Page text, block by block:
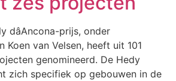
dâAncona-prijs, onder
van Velsen, heeft uit 101
genomineerd. De Hedy
zich specifiek op gebouwen in de